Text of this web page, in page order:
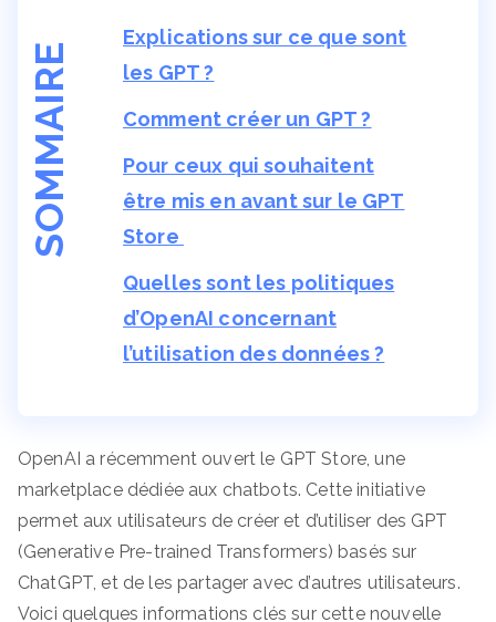
SOMMAIRE
Explications sur ce que sont
les GPT ?
Comment créer un GPT ?
Pour ceux qui souhaitent
être mis en avant sur le GPT
Store
Quelles sont les politiques
d’OpenAI concernant
l’utilisation des données ?
OpenAI a récemment ouvert le GPT Store, une
marketplace dédiée aux chatbots. Cette initiative
permet aux utilisateurs de créer et d’utiliser des GPT
(Generative Pre-trained Transformers) basés sur
ChatGPT, et de les partager avec d’autres utilisateurs.
Voici quelques informations clés sur cette nouvelle